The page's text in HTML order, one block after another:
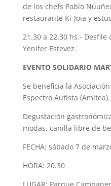
de los chefs Pablo
restaurante Ki-Joia y
21.30 a 22.30 hs.- Desfile
Yenifer Estevez.
EVENTO SOLIDARIO
Se beneficia la
Espectro Autista (Amitea).
Degustación
modas, canilla libre de
FECHA: sábado 7 de
HORA: 20.30